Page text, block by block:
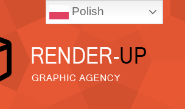
Polish